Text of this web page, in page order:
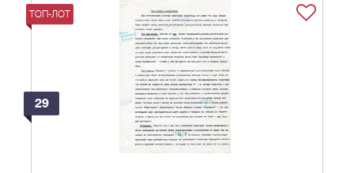
ТОП-ЛОТ
29